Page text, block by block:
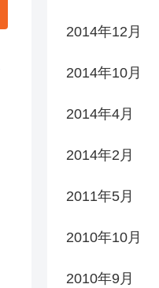
2014年12月
2014年10月
2014年4月
2014年2月
2011年5月
2010年10月
2010年9月